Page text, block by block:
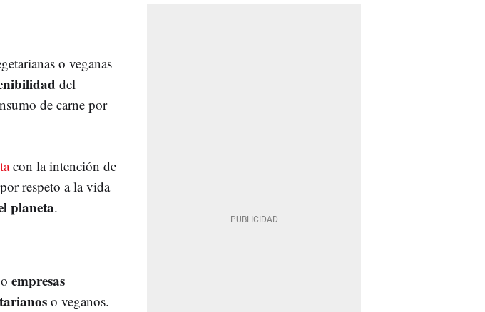
o veganas
del
de carne por
con la intención de
respeto a la vida
planeta.
o empresas
o veganos.